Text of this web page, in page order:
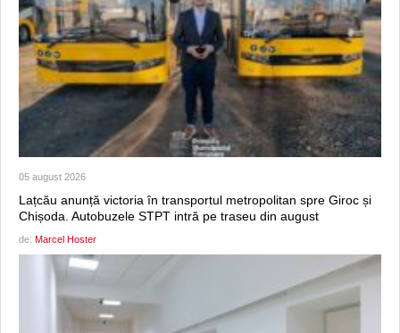
05 august 2026
Lațcău anunță victoria în transportul metropolitan spre Giroc și
Chișoda. Autobuzele STPT intră pe traseu din august
de: Marcel Hoster